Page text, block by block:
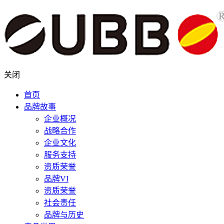
关闭
首页
品牌故事
企业概况
战略合作
企业文化
服务支持
资质荣誉
品牌VI
资质荣誉
社会责任
品牌与历史